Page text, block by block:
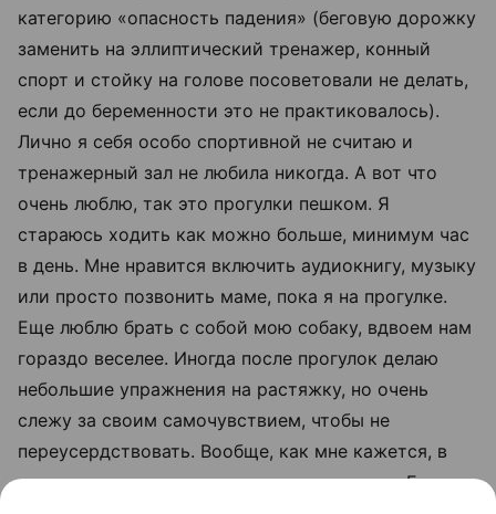
категорию «опасность падения» (беговую дорожку
заменить на эллиптический тренажер, конный
спорт и стойку на голове посоветовали не делать,
если до беременности это не практиковалось).
Лично я себя особо спортивной не считаю и
тренажерный зал не любила никогда. А вот что
очень люблю, так это прогулки пешком. Я
стараюсь ходить как можно больше, минимум час
в день. Мне нравится включить аудиокнигу, музыку
или просто позвонить маме, пока я на прогулке.
Еще люблю брать с собой мою собаку, вдвоем нам
гораздо веселее. Иногда после прогулок делаю
небольшие упражнения на растяжку, но очень
слежу за своим самочувствием, чтобы не
переусердствовать. Вообще, как мне кажется, в
это время очень важно слушать свое тело. Если